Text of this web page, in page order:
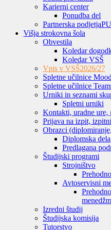
Karierni center
Ponudba del
Partnerska podjetja
Višja strokovna šola
Obvestila
Koledar
Koledar VSŠ
Vpis v VSŠ2026/27
Spletne učilnice
Spletne učilnice
Urniki in seznami
Spletni urniki
Kontakti, uradne ure,
Prijava na izpit,
Obrazci
Diplomska dela
Predlagana
Študijski programi
Strojništvo
Avtoservisni
Izredni študij
Študijska komisija
Tutorstvo